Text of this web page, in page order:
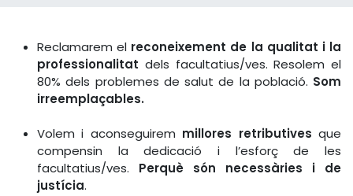
Reclamarem el reconeixement de la qualitat i la
professionalitat dels facultatius/ves. Resolem el
80% dels problemes de salut de la població. Som
irreemplaçables.
Volem i aconseguirem millores retributives que
compensin la dedicació i l’esforç de les
facultatius/ves. Perquè són necessàries i de
justícia.